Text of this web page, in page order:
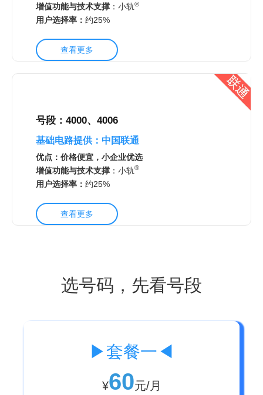
增值功能与技术支撑 ： 小轨®
用户选择率： 约25%
查看更多
号段：4000、4006
基础电路提供：中国联通
优点：价格便宜，小企业优选
增值功能与技术支撑 ： 小轨®
用户选择率： 约25%
查看更多
选号码，先看号段
▶套餐一◀
¥60元/月